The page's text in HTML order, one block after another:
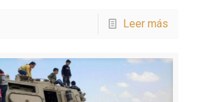
Leer más